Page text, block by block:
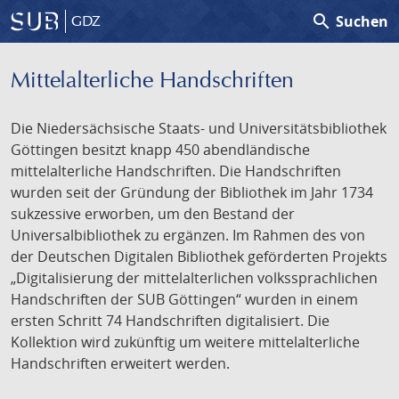
GDZ search Suchen
Mittelalterliche Handschriften
Die Niedersächsische Staats- und Universitätsbibliothek
Göttingen besitzt knapp 450 abendländische
mittelalterliche Handschriften. Die Handschriften
wurden seit der Gründung der Bibliothek im Jahr 1734
sukzessive erworben, um den Bestand der
Universalbibliothek zu ergänzen. Im Rahmen des von
der Deutschen Digitalen Bibliothek geförderten Projekts
„Digitalisierung der mittelalterlichen volkssprachlichen
Handschriften der SUB Göttingen“ wurden in einem
ersten Schritt 74 Handschriften digitalisiert. Die
Kollektion wird zukünftig um weitere mittelalterliche
Handschriften erweitert werden.